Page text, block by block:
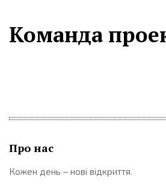
Команда
Про нас
Кожен день – нові відкриття.